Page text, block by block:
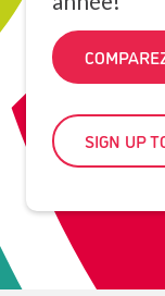
SIGN UP